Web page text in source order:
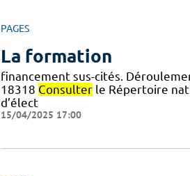
PAGES
La formation
financement sus-cités.
18318 Consulterle Répertoire
d’élect
15/04/2025 17:00